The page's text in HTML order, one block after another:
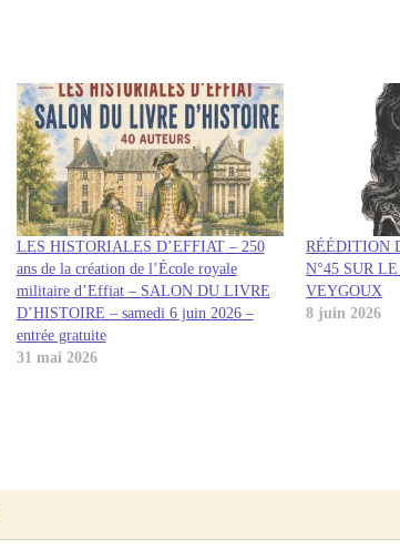
LES HISTORIALES D’EFFIAT – 250
ans de la création de l’École royale
militaire d’Effiat – SALON DU LIVRE
D’HISTOIRE – samedi 6 juin 2026 –
entrée gratuite
31 mai 2026
RÉÉDITION
N°45 SUR
VEYGOUX
8 juin 2026